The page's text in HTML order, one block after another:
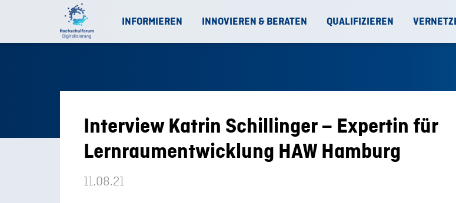
INFORMIEREN INNOVIEREN & BERATEN QUALIFIZIEREN
Interview Katrin Schillinger – Expertin für
Lernraumentwicklung HAW Hamburg
11.08.21